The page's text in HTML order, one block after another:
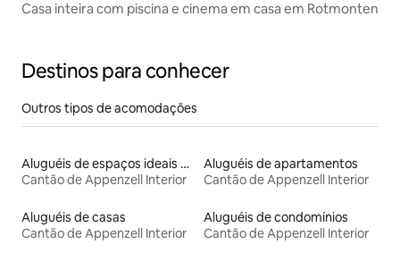
Casa inteira com piscina e cinema em casa em Rotmonten
Destinos para conhecer
Outros tipos de acomodações
Aluguéis de espaços ideais para famílias
Cantão de Appenzell Interior
Aluguéis de apartamentos
Cantão de Appenzell Interior
Aluguéis de casas
Cantão de Appenzell Interior
Aluguéis de condomínios
Cantão de Appenzell Interior